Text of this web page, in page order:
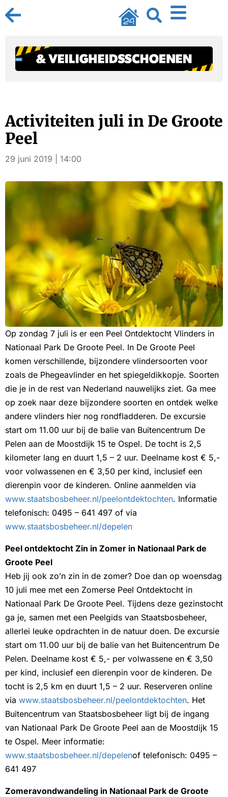
Activiteiten juli in De Groote
Peel
29 juni 2019 | 14:00
Op zondag 7 juli is er een Peel Ontdektocht Vlinders in
Nationaal Park De Groote Peel. In De Groote Peel
komen verschillende, bijzondere vlindersoorten voor
zoals de Phegeavlinder en het spiegeldikkopje. Soorten
die je in de rest van Nederland nauwelijks ziet. Ga mee
op zoek naar deze bijzondere soorten en ontdek welke
andere vlinders hier nog rondfladderen. De excursie
start om 11.00 uur bij de balie van Buitencentrum De
Pelen aan de Moostdijk 15 te Ospel. De tocht is 2,5
kilometer lang en duurt 1,5 – 2 uur. Deelname kost € 5,-
voor volwassenen en € 3,50 per kind, inclusief een
dierenpin voor de kinderen. Online aanmelden via
www.staatsbosbeheer.nl/peelontdektochten. Informatie
telefonisch: 0495 – 641 497 of via
www.staatsbosbeheer.nl/depelen
Peel ontdektocht Zin in Zomer in Nationaal Park de
Groote Peel
Heb jij ook zo’n zin in de zomer? Doe dan op woensdag
10 juli mee met een Zomerse Peel Ontdektocht in
Nationaal Park De Groote Peel. Tijdens deze gezinstocht
ga je, samen met een Peelgids van Staatsbosbeheer,
allerlei leuke opdrachten in de natuur doen. De excursie
start om 11.00 uur bij de balie van het Buitencentrum De
Pelen. Deelname kost € 5,- per volwassene en € 3,50
per kind, inclusief een dierenpin voor de kinderen. De
tocht is 2,5 km en duurt 1,5 – 2 uur. Reserveren online
via www.staatsbosbeheer.nl/peelontdektochten. Het
Buitencentrum van Staatsbosbeheer ligt bij de ingang
van Nationaal Park De Groote Peel aan de Moostdijk 15
te Ospel. Meer informatie:
www.staatsbosbeheer.nl/depelenof telefonisch: 0495 –
641 497
Zomeravondwandeling in Nationaal Park de Groote